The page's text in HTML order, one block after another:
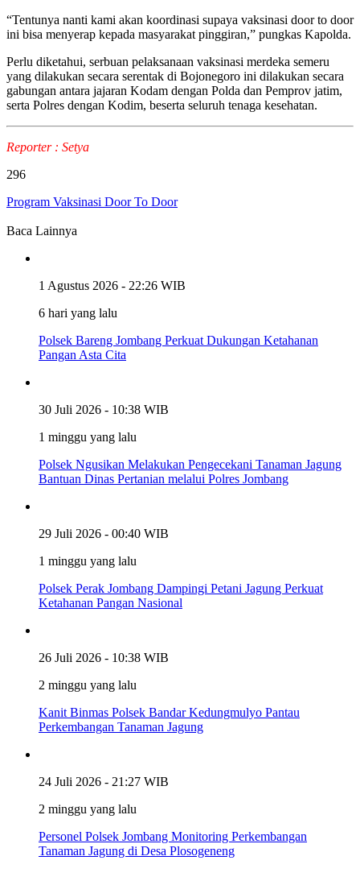
“Tentunya nanti kami akan koordinasi supaya vaksinasi door to door
ini bisa menyerap kepada masyarakat pinggiran,” pungkas Kapolda.
Perlu diketahui, serbuan pelaksanaan vaksinasi merdeka semeru
yang dilakukan secara serentak di Bojonegoro ini dilakukan secara
gabungan antara jajaran Kodam dengan Polda dan Pemprov jatim,
serta Polres dengan Kodim, beserta seluruh tenaga kesehatan.
Reporter : Setya
296
Program Vaksinasi Door To Door
Baca Lainnya
1 Agustus 2026 - 22:26 WIB
6 hari yang lalu
Polsek Bareng Jombang Perkuat Dukungan Ketahanan
Pangan Asta Cita
30 Juli 2026 - 10:38 WIB
1 minggu yang lalu
Polsek Ngusikan Melakukan Pengecekani Tanaman Jagung
Bantuan Dinas Pertanian melalui Polres Jombang
29 Juli 2026 - 00:40 WIB
1 minggu yang lalu
Polsek Perak Jombang Dampingi Petani Jagung Perkuat
Ketahanan Pangan Nasional
26 Juli 2026 - 10:38 WIB
2 minggu yang lalu
Kanit Binmas Polsek Bandar Kedungmulyo Pantau
Perkembangan Tanaman Jagung
24 Juli 2026 - 21:27 WIB
2 minggu yang lalu
Personel Polsek Jombang Monitoring Perkembangan
Tanaman Jagung di Desa Plosogeneng